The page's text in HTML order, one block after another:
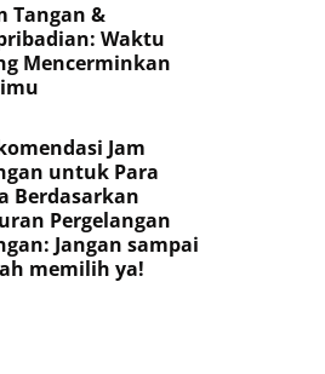
Tangan &
Waktu
Mencerminkan
Jam
untuk Para
Berdasarkan
Pergelangan
Jangan sampai
memilih ya!